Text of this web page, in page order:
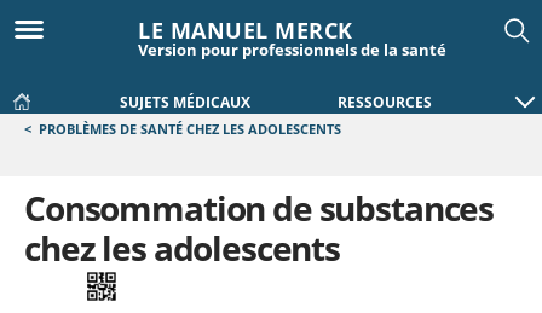
LE MANUEL MERCK
Version pour professionnels de la santé
SUJETS MÉDICAUX RESSOURCES
< PROBLÈMES DE SANTÉ CHEZ LES ADOLESCENTS
Consommation de substances
chez les adolescents